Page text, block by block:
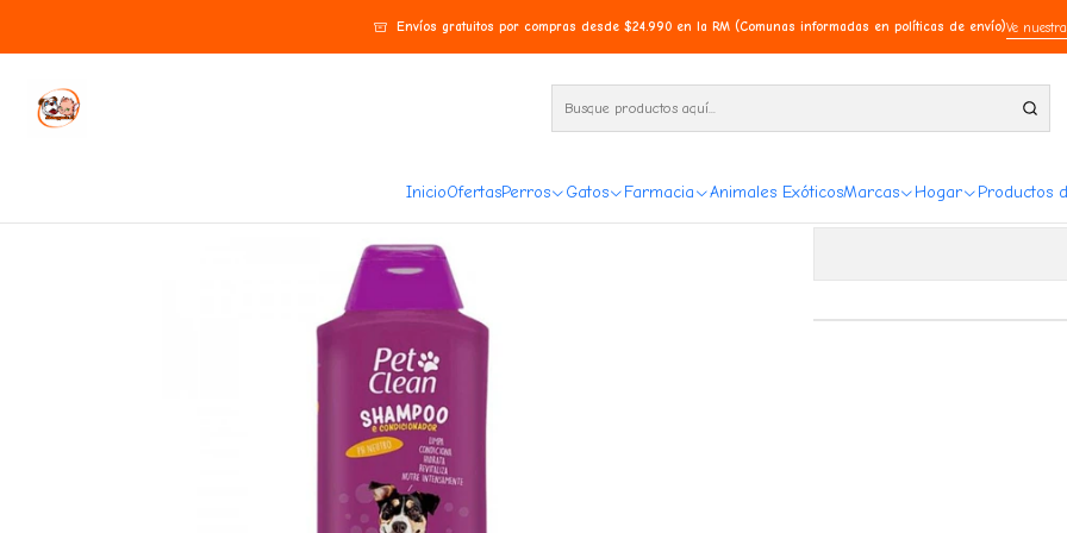
InicioOfertasPerros Gatos Farmacia Animales ExóticosMarcas Hogar Productos
Envíos gratuitos por compras desde $24.990 en la RM (Comunas informadas en políticas de envío)Ve
Shampoo y acondicionador Petclean 5 en 1 700 Ml
Shampoo y